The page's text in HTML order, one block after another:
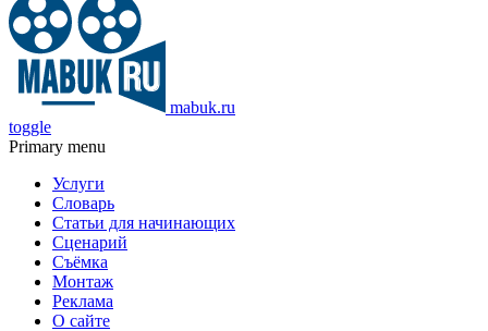
mabuk.ru
toggle
Primary menu
Услуги
Словарь
Статьи для начинающих
Сценарий
Съёмка
Монтаж
Реклама
О сайте